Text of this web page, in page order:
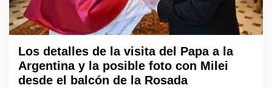
Los detalles de la visita del Papa a la
Argentina y la posible foto con Milei
desde el balcón de la Rosada